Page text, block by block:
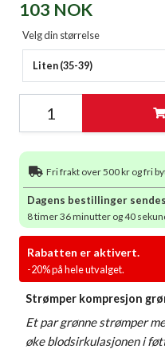
103 NOK
Velg din størrelse
Liten (35-39)
Fri frakt over 500 kr og fri
Dagens bestillinger
8 timer 36 minutter og 40
Rabatten er aktivert.
-20% på hele utvalget.
Strømper kompresjon
Et par grønne strømper
øke blodsirkulasjonen i